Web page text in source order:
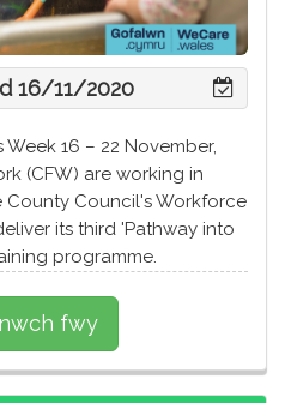
16/11/2020
16 – 22 November,
(CFW) are working in
County Council's Workforce
its third 'Pathway into
programme.
fwy